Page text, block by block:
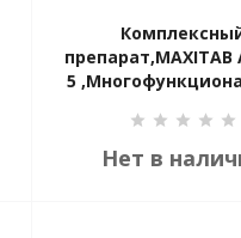
препарат,MAXITAB
5
хлора 5 в 1 -
Нет в